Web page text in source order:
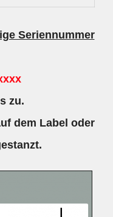
Seriennummer
zu.
dem Label oder